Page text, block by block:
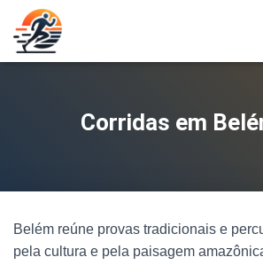
Corridas em
Belém reúne provas tradicionais e
pela cultura e pela paisagem